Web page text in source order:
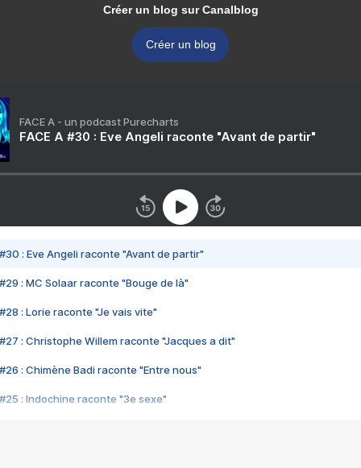
Créer un blog sur Canalblog
Créer un blog
FACE A - un podcast Purecharts
FACE A #30 : Eve Angeli raconte "Avant de partir"
#30 : Eve Angeli raconte "Avant de partir"
#29 : MC Solaar raconte "Bouge de là"
#28 : Lorie raconte "Je vais vite"
#27 : Christophe Willem raconte "Jacques a dit"
#26 : Chimène Badi raconte "Entre nous"
#25 : Indochine raconte "3e sexe"